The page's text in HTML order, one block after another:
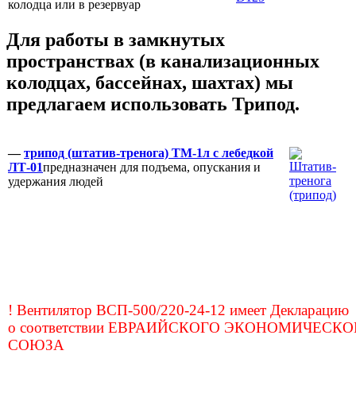
колодца или в резервуар
Для работы в замкнутых
пространствах (в канализационных
колодцах, бассейнах, шахтах) мы
предлагаем использовать Трипод.
— трипод (штатив-тренога) ТМ-1л с лебедкой
ЛТ-01предназначен для подъема, опускания и
удержания людей
! Вентилятор ВСП-500/220-24-12 имеет Декларацию
о соответствии ЕВРАИЙСКОГО
СОЮЗА